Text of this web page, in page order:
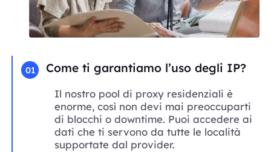
01 Come ti garantiamo l’uso degli IP?
Il nostro pool di proxy residenziali è
enorme, così non devi mai preoccuparti
di blocchi o downtime. Puoi accedere ai
dati che ti servono da tutte le località
supportate dal provider.